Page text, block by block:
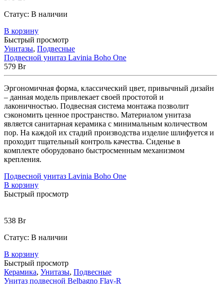
Статус: В наличии
В корзину
Быстрый просмотр
Унитазы, Подвесные
Подвесной унитаз Lavinia Boho One
579 Br
Эргономичная форма, классический цвет, привычный дизайн
– данная модель привлекает своей простотой и
лаконичностью. Подвесная система монтажа позволит
сэкономить ценное пространство. Материалом унитаза
является санитарная керамика с минимальным количеством
пор. На каждой их стадий производства изделие шлифуется и
проходит тщательный контроль качества. Сиденье в
комплекте оборудовано быстросменным механизмом
крепления.
Подвесной унитаз Lavinia Boho One
В корзину
Быстрый просмотр
538 Br
Статус: В наличии
В корзину
Быстрый просмотр
Керамика, Унитазы, Подвесные
Унитаз подвесной Belbagno Flay-R